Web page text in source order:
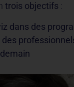
trois objectifs :
dans des